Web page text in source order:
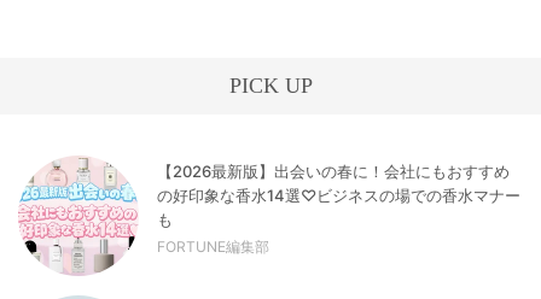
PICK UP
【2026最新版】出会いの春に！会社にもおすすめ
の好印象な香水14選♡ビジネスの場での香水マナー
も
FORTUNE編集部